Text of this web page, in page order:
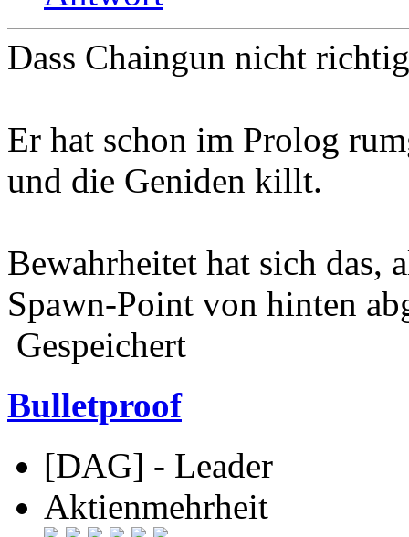
Dass Chaingun nicht
Er hat schon im Prolog
und die Geniden killt.
Bewahrheitet hat sich das,
Spawn-Point von hinten
Gespeichert
Bulletproof
[DAG] - Leader
Aktienmehrheit